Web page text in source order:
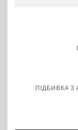
ПІДБИВКА З